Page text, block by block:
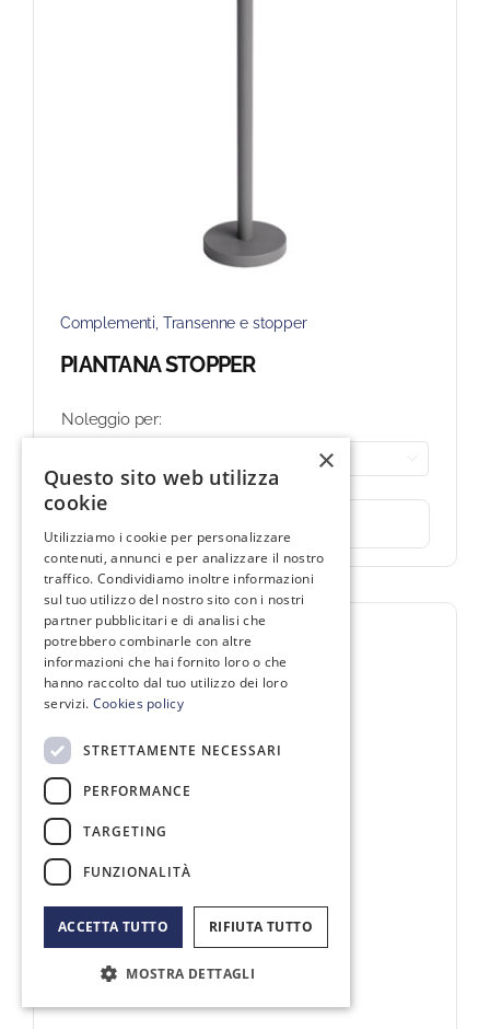
Complementi, Transenne e stopper
PIANTANA STOPPER
Noleggio per:
×
Questo sito web utilizza
cookie
Utilizziamo i cookie per personalizzare
contenuti, annunci e per analizzare il nostro
traffico. Condividiamo inoltre informazioni
sul tuo utilizzo del nostro sito con i nostri
partner pubblicitari e di analisi che
potrebbero combinarle con altre
informazioni che hai fornito loro o che
hanno raccolto dal tuo utilizzo dei loro
servizi. Cookies policy
STRETTAMENTE NECESSARI
PERFORMANCE
TARGETING
FUNZIONALITÀ
ACCETTA TUTTO RIFIUTA TUTTO
MOSTRA DETTAGLI